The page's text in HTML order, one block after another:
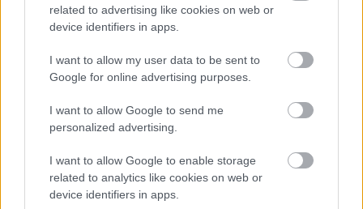
related to advertising like cookies on web or
device identifiers in apps.
I want to allow my user data to be sent to
Google for online advertising purposes.
I want to allow Google to send me
personalized advertising.
I want to allow Google to enable storage
related to analytics like cookies on web or
device identifiers in apps.
több otthoni kútból fogy ki a víz
büntetőügyében, vesztegetés miatt 3 év letöltendőt kaphat és
ez csak az egyik botrány